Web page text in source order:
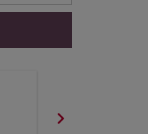
chevron_right